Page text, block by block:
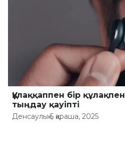
Құлаққаппен бір
тыңдау қауіпті
Денсаулық•5 қараша, 2025